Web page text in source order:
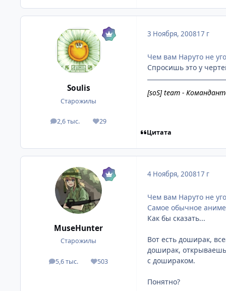
Soulis
Старожилы
2,6 тыс.
посты 29
Репутация
3 Ноября, 200817 г
Чем вам Наруто не
Спросишь это у
[soS] team -
Цитата
MuseHunter
Старожилы
5,6 тыс.
посты 503
Репутация
4 Ноября, 200817 г
Чем вам Наруто не
Самое обычное
Как бы сказать...
Вот есть доширак,
доширак,
с дошираком.
Понятно?